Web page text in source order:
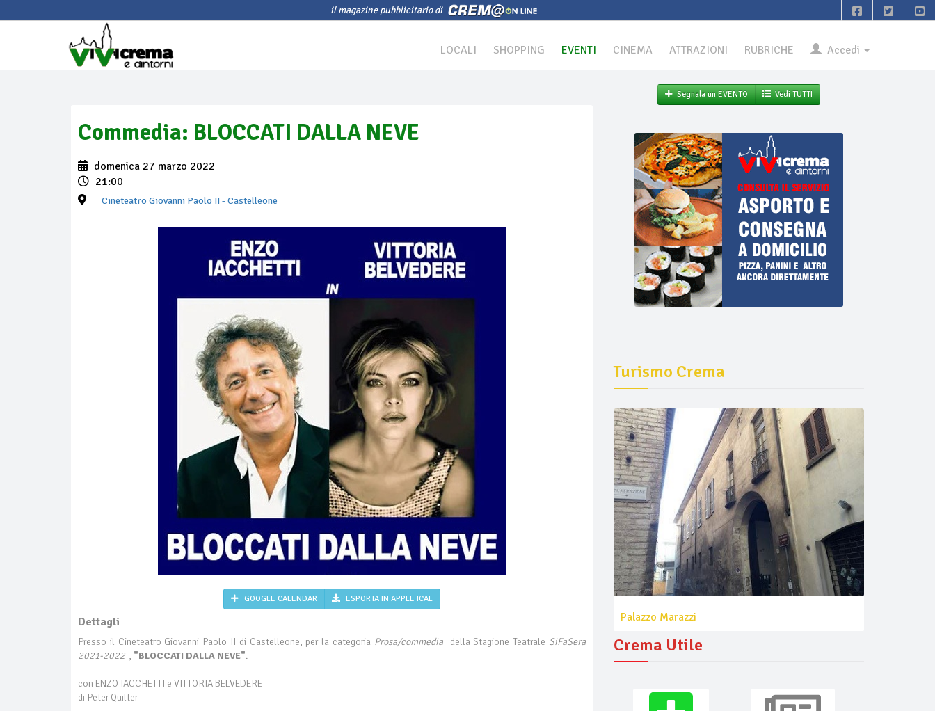
il magazine pubblicitario di
LOCALI SHOPPING EVENTI CINEMA ATTRAZIONI RUBRICHE Accedi
Commedia: BLOCCATI DALLA NEVE
domenica 27 marzo 2022
21:00
Cineteatro Giovanni Paolo II - Castelleone
GOOGLE CALENDAR ESPORTA IN APPLE ICAL
Dettagli
Presso il Cineteatro Giovanni Paolo II di Castelleone, per la categoria Prosa/commedia della Stagione Teatrale SiFaSera
2021-2022 , "BLOCCATI DALLA NEVE".
con ENZO IACCHETTI e VITTORIA BELVEDERE
di Peter Quilter
Segnala un EVENTO Vedi TUTTI
Turismo Crema
Palazzo Marazzi
Crema Utile